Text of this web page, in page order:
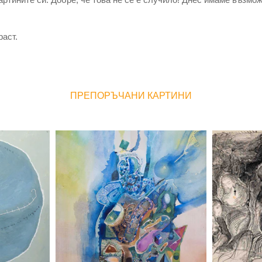
ПРЕПОРЪЧАНИ КАРТИНИ